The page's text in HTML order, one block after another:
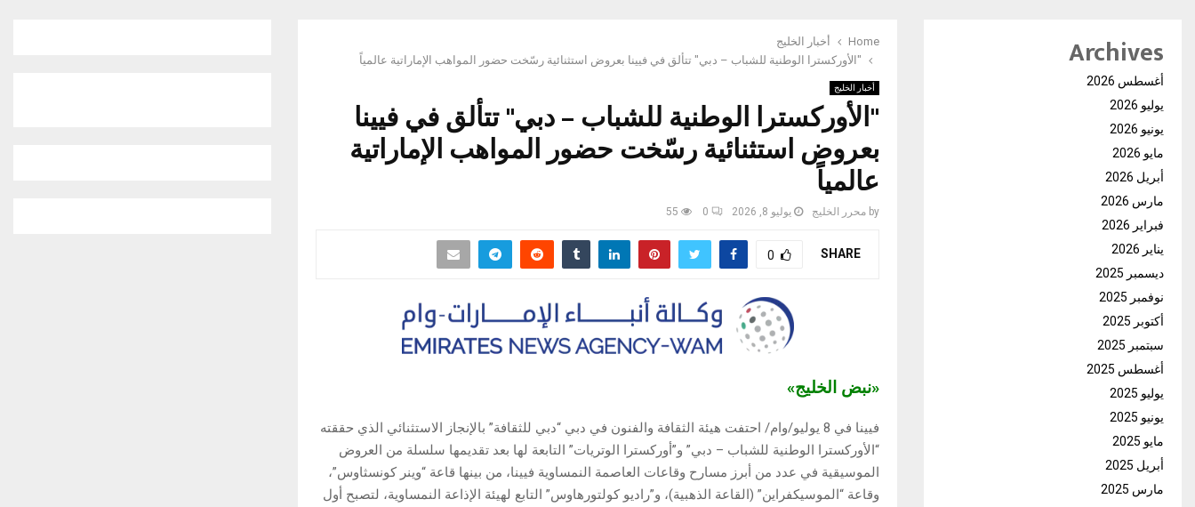
Home
أخبار الخليج
"الأوركسترا الوطنية للشباب – دبي" تتألق في فيينا بعروض استثنائية رسّخت حضور المواهب الإماراتية عالمياً
أخبار الخليج
"الأوركسترا الوطنية للشباب – دبي" تتألق في فيينا
بعروض استثنائية رسّخت حضور المواهب الإماراتية
عالمياً
by محرر الخليج يوليو 8, 2026 0
55
SHARE
0
«نبض الخليج»
فيينا في 8 يوليو/وام/ احتفت هيئة الثقافة والفنون في دبي “دبي للثقافة” بالإنجاز الاستثنائي الذي حققته
“الأوركسترا الوطنية للشباب – دبي” و”أوركسترا الوتريات” التابعة لها بعد تقديمها سلسلة من العروض
الموسيقية في عدد من أبرز مسارح وقاعات العاصمة النمساوية فيينا، من بينها قاعة “وينر كونسثاوس”،
وقاعة “الموسيكفراين” (القاعة الذهبية)، و”راديو كولتورهاوس” التابع لهيئة الإذاعة النمساوية، لتصبح أول
Archives
أغسطس 2026
يوليو 2026
يونيو 2026
مايو 2026
أبريل 2026
مارس 2026
فبراير 2026
يناير 2026
ديسمبر 2025
نوفمبر 2025
أكتوبر 2025
سبتمبر 2025
أغسطس 2025
يوليو 2025
يونيو 2025
مايو 2025
أبريل 2025
مارس 2025